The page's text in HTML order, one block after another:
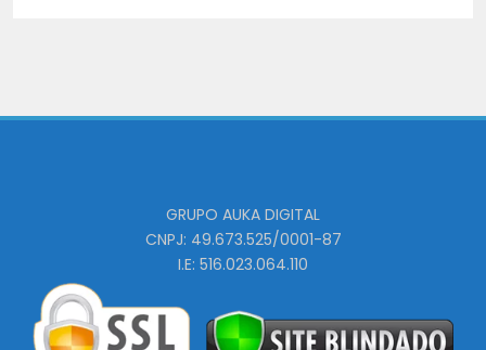
GRUPO AUKA DIGITAL
CNPJ: 49.673.525/0001-87
I.E: 516.023.064.110